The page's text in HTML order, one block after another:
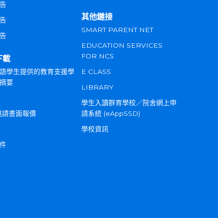
載
學生提供的教育支援學
要
書面報價
其他鏈接
SMART PARENT NET
EDUCATION SERVICES
FOR NCS
E CLASS
LIBRARY
學生入讀群育學校／院舍網上申
請系統 (eAppSSD)
學校資訊